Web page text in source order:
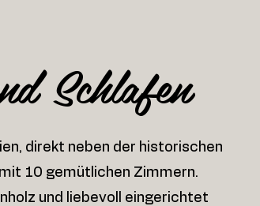
Schlafen
direkt neben der historischen
10 gemütlichen Zimmern.
und liebevoll eingerichtet